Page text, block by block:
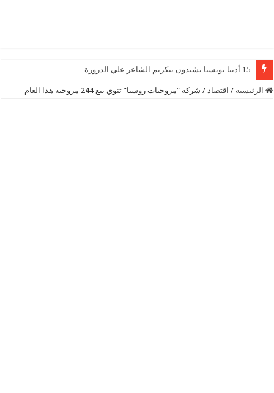
15 أديبا تونسيا يشيدون بتكريم الشاعر علي الدرورة
الرئيسية / اقتصاد / شركة “مروحيات روسيا” تنوي بيع 244 مروحية هذا العام